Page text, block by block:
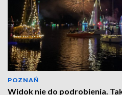
POZNAŃ
Widok nie do podrobienia.